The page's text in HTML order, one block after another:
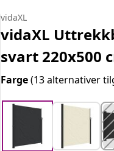
vidaXL
vidaXL
svart 220x500
Farge(13 alternativer